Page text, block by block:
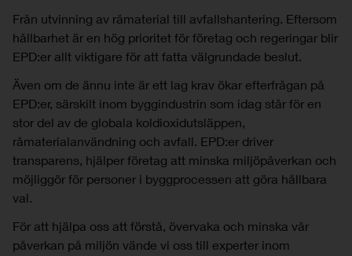
Från utvinning av råmaterial till avfallshantering. Eftersom
hållbarhet är en hög prioritet för företag och regeringar blir
EPD:er allt viktigare för att fatta välgrundade beslut.
Även om de ännu inte är ett lag krav ökar efterfrågan på
EPD:er, särskilt inom byggindustrin som idag står för en
stor del av de globala koldioxidutsläppen,
råmaterialanvändning och avfall. EPD:er driver
transparens, hjälper företag att minska miljöpåverkan och
möjliggör för personer i byggprocessen att göra hållbara
val.
För att hjälpa oss att förstå, övervaka och minska vår
påverkan på miljön vände vi oss till experter inom